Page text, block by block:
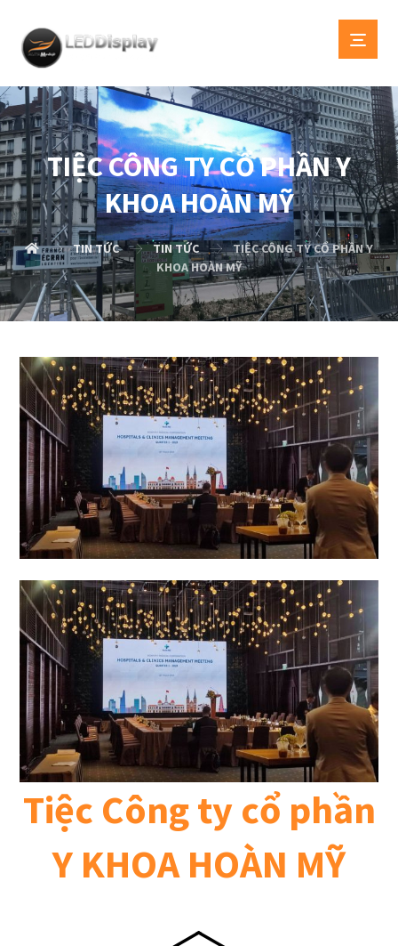
TIỆC CÔNG TY CỔ PHẦN Y
KHOA HOÀN MỸ
TIN TỨC TIN TỨC
TIỆC CÔNG TY CỔ PHẦN Y
KHOA HOÀN MỸ
Tiệc Công ty cổ phần
Y KHOA HOÀN MỸ